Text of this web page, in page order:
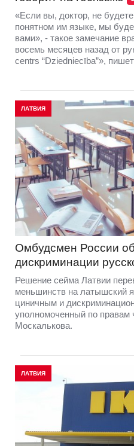
«Если вы, доктор, не
понятном им языке, мы
вами», - такое замечание
восемь месяцев назад от
centrs “Dziedniecība”»,
ЛАТВИЯ
Омбудсмен России
дискриминации
Решение сейма Латвии
меньшинств на латышский
циничным и
уполномоченный по правам
Москалькова.
ЛАТВИЯ